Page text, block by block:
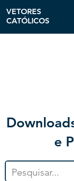
Downloa
e
VETORES
CATÓLICOS